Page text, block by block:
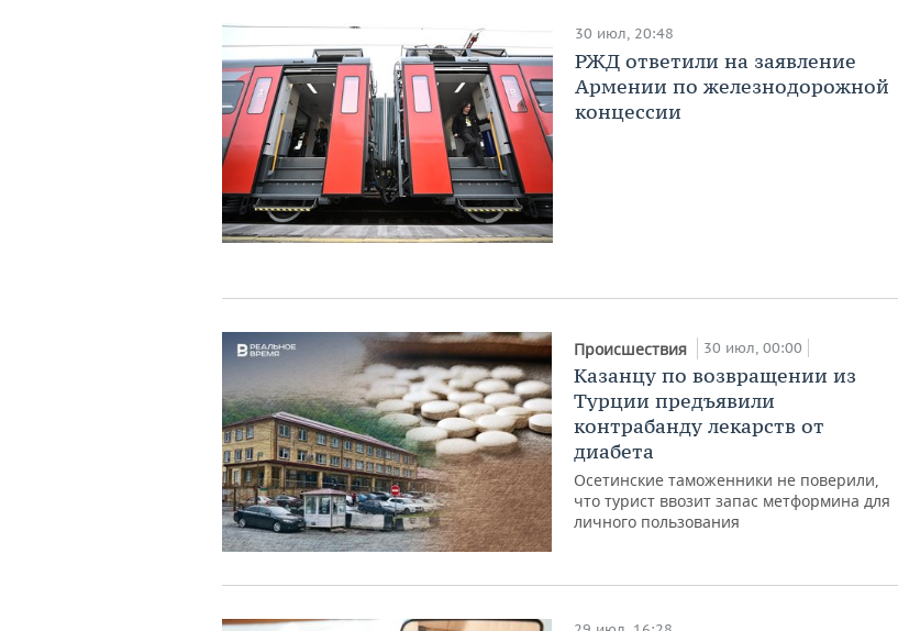
30 июл, 20:48
РЖД ответили на заявление
Армении по железнодорожной
концессии
Происшествия 30 июл, 00:00
Казанцу по возвращении из
Турции предъявили
контрабанду лекарств от
диабета
Осетинские таможенники не поверили,
что турист ввозит запас метформина для
личного пользования